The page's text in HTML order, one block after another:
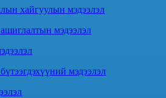
хайгуулын мэдээлэл
мэдээлэл
мэдээлэл